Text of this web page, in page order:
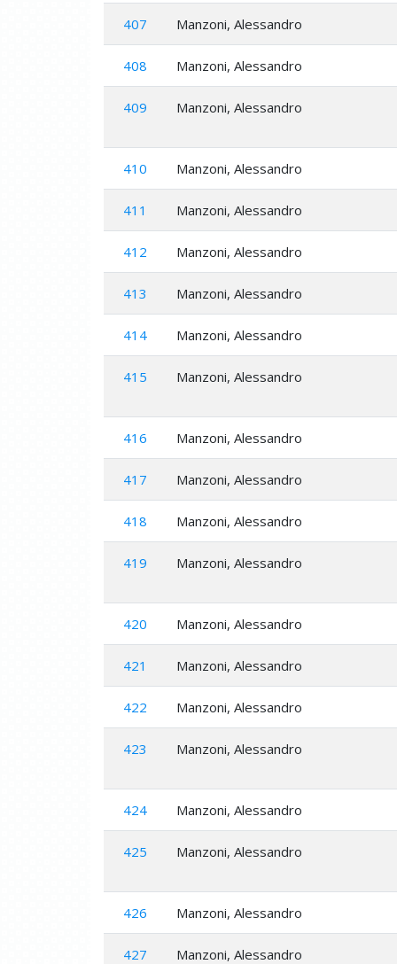
407 Manzoni, Alessandro
408 Manzoni, Alessandro
409 Manzoni, Alessandro
410 Manzoni, Alessandro
411 Manzoni, Alessandro
412 Manzoni, Alessandro
413 Manzoni, Alessandro
414 Manzoni, Alessandro
415 Manzoni, Alessandro
416 Manzoni, Alessandro
417 Manzoni, Alessandro
418 Manzoni, Alessandro
419 Manzoni, Alessandro
420 Manzoni, Alessandro
421 Manzoni, Alessandro
422 Manzoni, Alessandro
423 Manzoni, Alessandro
424 Manzoni, Alessandro
425 Manzoni, Alessandro
426 Manzoni, Alessandro
427 Manzoni, Alessandro